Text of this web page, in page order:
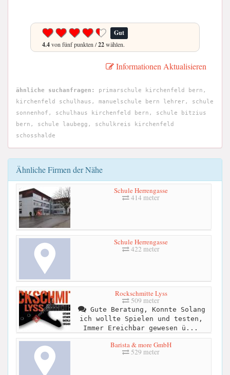
Gut
4.4von fünf punkten /22wählen.
Informationen Aktualisieren
ähnliche suchanfragen:
primarschule kirchenfeld bern,
kirchenfeld schulhaus, manuelschule bern lehrer, schule
sonnenhof, schulhaus kirchenfeld bern, schule bitzius
bern, schule laubegg, schulkreis kirchenfeld
schosshalde
Ähnliche Firmen der Nähe
Schule Herrengasse
414 meter
Schule Herrengasse
422 meter
Rockschmitte Lyss
509 meter
Gute Beratung, Konnte Solang
ich wollte Spielen und testen,
Immer Ereichbar gewesen ü...
Barista & more GmbH
529 meter